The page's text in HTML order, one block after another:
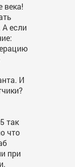
века!
А если
И
так
что
при